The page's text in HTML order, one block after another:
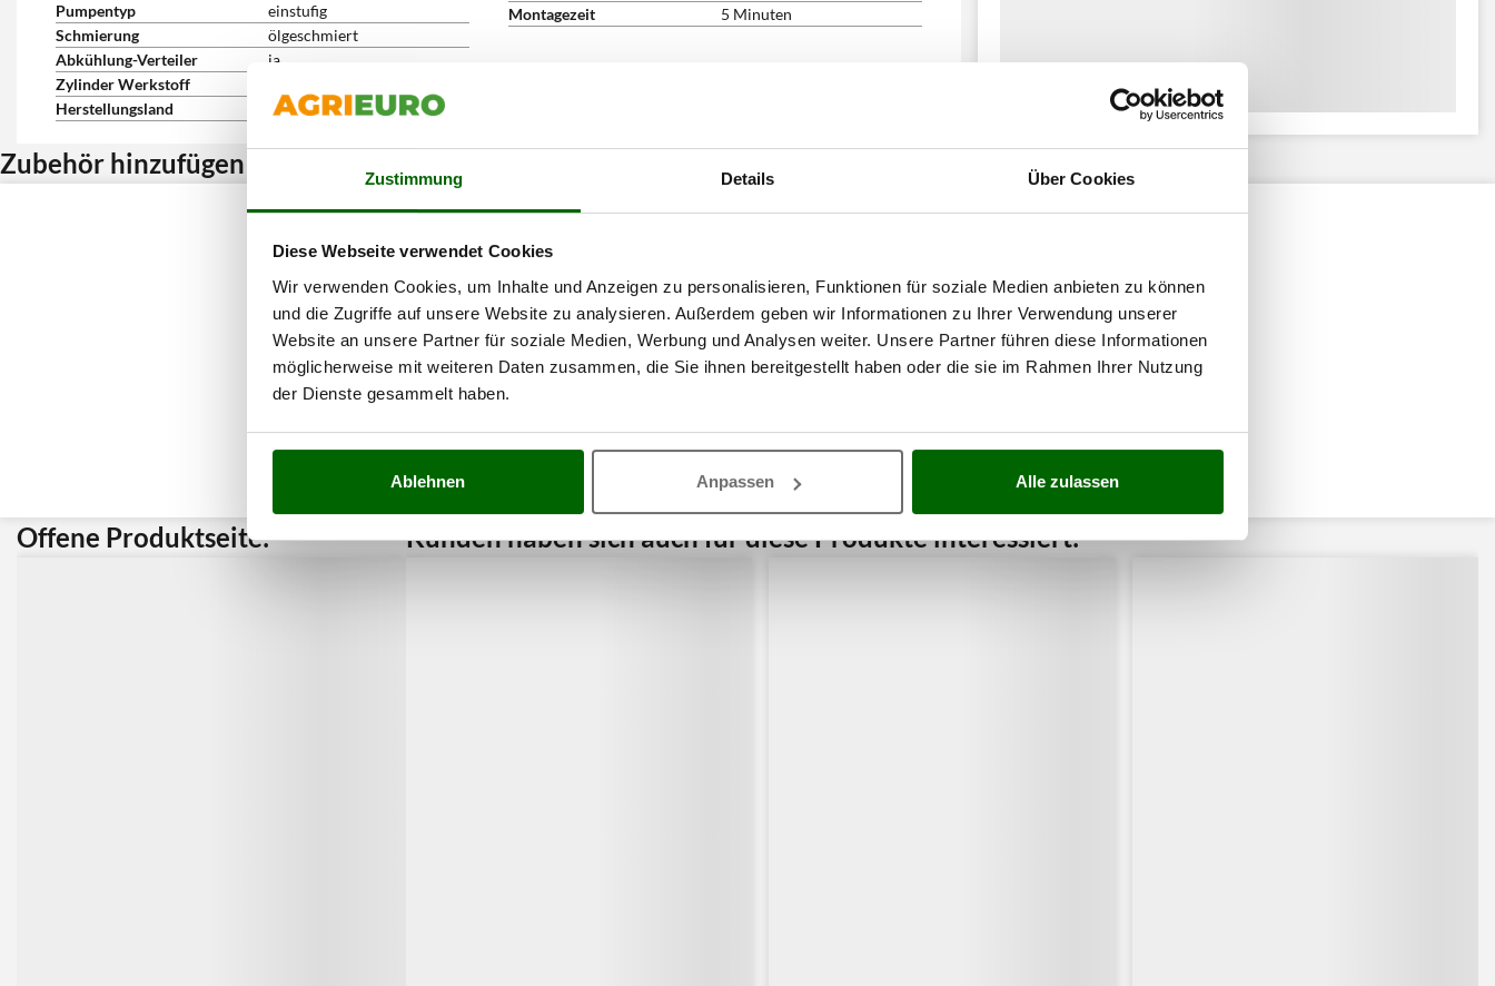
Zustimmung Details Über Cookies
Diese Webseite verwendet Cookies
Wir verwenden Cookies, um Inhalte und Anzeigen zu personalisieren, Funktionen für soziale Medien anbieten zu können
und die Zugriffe auf unsere Website zu analysieren. Außerdem geben wir Informationen zu Ihrer Verwendung unserer
Website an unsere Partner für soziale Medien, Werbung und Analysen weiter. Unsere Partner führen diese Informationen
möglicherweise mit weiteren Daten zusammen, die Sie ihnen bereitgestellt haben oder die sie im Rahmen Ihrer Nutzung
der Dienste gesammelt haben.
Ablehnen Anpassen Alle zulassen
Pumpentyp
einstufig
Schmierung
ölgeschmiert
Abkühlung-Verteiler
ja
Zylinder Werkstoff
Herstellungsland
CHN
Montagezeit 5 Minuten
Zubehör hinzufügen und Rabatt erhalten
Offene Produktseite: Kunden haben sich auch für diese Produkte interessiert: